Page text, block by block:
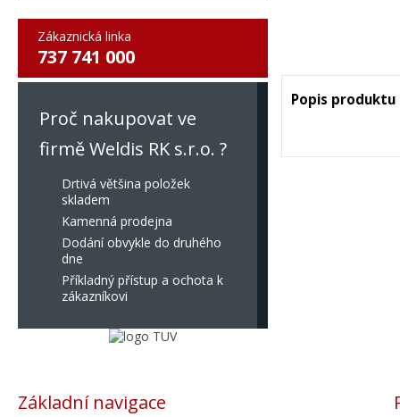
Zákaznická linka
737 741 000
Proč nakupovat ve
firmě Weldis RK s.r.o. ?
Drtivá většina položek
skladem
Kamenná prodejna
Dodání obvykle do druhého
dne
Příkladný přístup a ochota k
zákazníkovi
Popis produktu
Základní navigace